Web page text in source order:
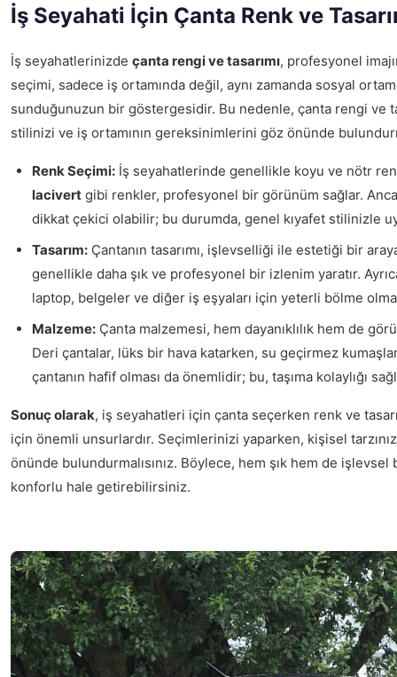
İş Seyahati İçin Çanta Renk ve
İş seyahatlerinizde çanta rengi ve tasarımı, profesyonel
seçimi, sadece iş ortamında değil, aynı zamanda sosyal
sunduğunuzun bir göstergesidir. Bu nedenle, çanta rengi ve
stilinizi ve iş ortamının gereksinimlerini göz önünde
Renk Seçimi: İş seyahatlerinde genellikle koyu ve nötr
lacivert gibi renkler, profesyonel bir görünüm sağlar.
dikkat çekici olabilir; bu durumda, genel kıyafet stilinizle
Tasarım: Çantanın tasarımı, işlevselliği ile estetiği bir
genellikle daha şık ve profesyonel bir izlenim yaratır.
laptop, belgeler ve diğer iş eşyaları için yeterli bölme
Malzeme: Çanta malzemesi, hem dayanıklılık hem de
Deri çantalar, lüks bir hava katarken, su geçirmez
çantanın hafif olması da önemlidir; bu, taşıma kolaylığı
Sonuç olarak, iş seyahatleri için çanta seçerken renk ve
için önemli unsurlardır. Seçimlerinizi yaparken, kişisel
önünde bulundurmalısınız. Böylece, hem şık hem de
konforlu hale getirebilirsiniz.